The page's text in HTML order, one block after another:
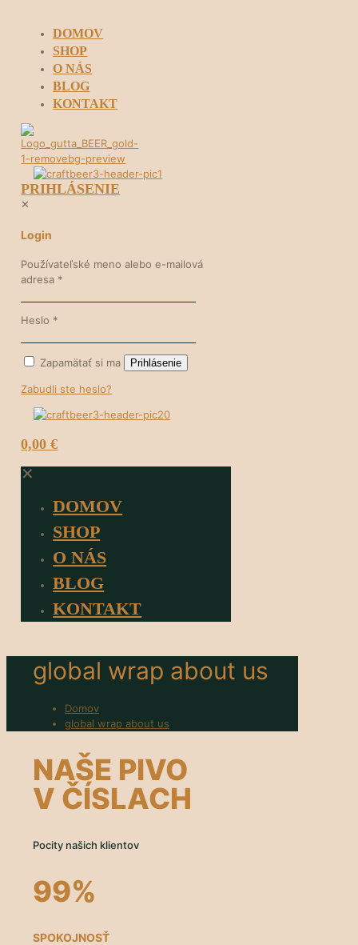
DOMOV
SHOP
O NÁS
BLOG
KONTAKT
PRIHLÁSENIE
✕
Login
Používateľské meno alebo e-mailová
adresa *
Heslo *
Zapamätať si ma Prihlásenie
Zabudli ste heslo?
0
0,00 €
✕
DOMOV
SHOP
O NÁS
BLOG
KONTAKT
global wrap about us
Domov
global wrap about us
NAŠE PIVO
V ČÍSLACH
Pocity našich klientov
99%
SPOKOJNOSŤ